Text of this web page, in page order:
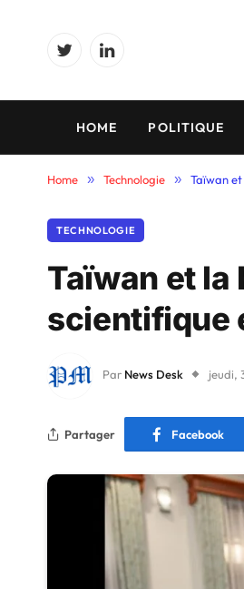
TwitterLinkedIn
HOME POLITIQUE
Home » Technologie » Taïwan
TECHNOLOGIE
Taïwan et
scientifique
Par News Desk jeudi,
Partager Facebook